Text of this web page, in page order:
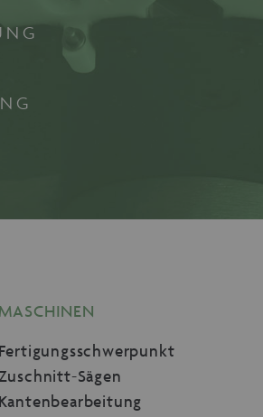
MASCHINEN
Fertigungsschwerpunkt
Zuschnitt-Sägen
Kantenbearbeitung